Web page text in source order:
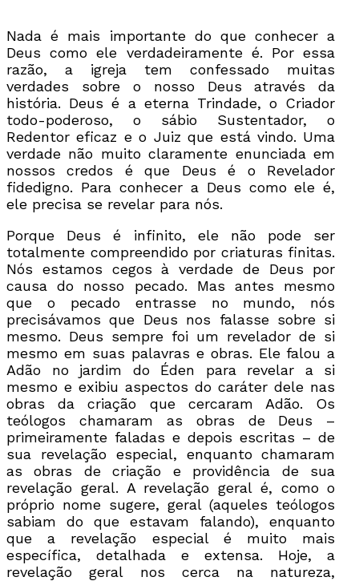
Nada é mais importante do que conhecer a
Deus como ele verdadeiramente é. Por essa
razão, a igreja tem confessado muitas
verdades sobre o nosso Deus através da
história. Deus é a eterna Trindade, o Criador
todo-poderoso, o sábio Sustentador, o
Redentor eficaz e o Juiz que está vindo. Uma
verdade não muito claramente enunciada em
nossos credos é que Deus é o Revelador
fidedigno. Para conhecer a Deus como ele é,
ele precisa se revelar para nós.
Porque Deus é infinito, ele não pode ser
totalmente compreendido por criaturas finitas.
Nós estamos cegos à verdade de Deus por
causa do nosso pecado. Mas antes mesmo
que o pecado entrasse no mundo, nós
precisávamos que Deus nos falasse sobre si
mesmo. Deus sempre foi um revelador de si
mesmo em suas palavras e obras. Ele falou a
Adão no jardim do Éden para revelar a si
mesmo e exibiu aspectos do caráter dele nas
obras da criação que cercaram Adão. Os
teólogos chamaram as obras de Deus –
primeiramente faladas e depois escritas – de
sua revelação especial, enquanto chamaram
as obras de criação e providência de sua
revelação geral. A revelação geral é, como o
próprio nome sugere, geral (aqueles teólogos
sabiam do que estavam falando), enquanto
que a revelação especial é muito mais
específica, detalhada e extensa. Hoje, a
revelação geral nos cerca na natureza,